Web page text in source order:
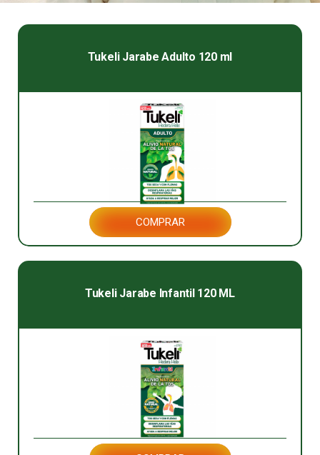
Tukeli Jarabe Adulto 120 ml
COMPRAR
Tukeli Jarabe Infantil 120 ML